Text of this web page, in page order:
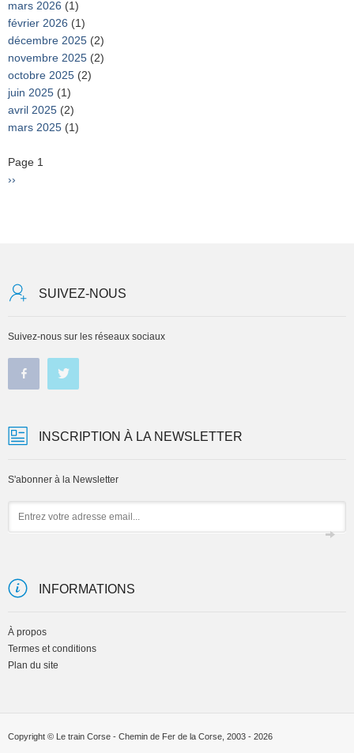
mars 2026 (1)
février 2026 (1)
décembre 2025 (2)
novembre 2025 (2)
octobre 2025 (2)
juin 2025 (1)
avril 2025 (2)
mars 2025 (1)
Pagination
Page 1
Page
››
SUIVEZ-NOUS
Suivez-nous sur les réseaux sociaux
INSCRIPTION À LA NEWSLETTER
S'abonner à la Newsletter
INFORMATIONS
À propos
Termes et conditions
Plan du site
Copyright © Le train Corse - Chemin de Fer de la Corse, 2003 - 2026